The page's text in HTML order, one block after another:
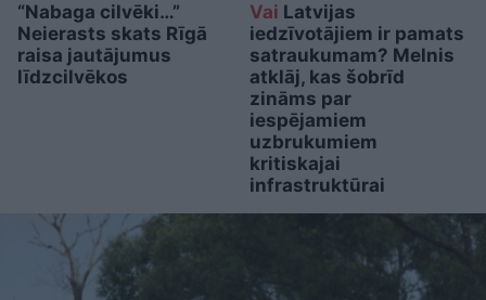
“Nabaga cilvēki…”
Neierasts skats Rīgā
raisa jautājumus
līdzcilvēkos
Vai Latvijas
iedzīvotājiem ir pamats
satraukumam? Melnis
atklāj, kas šobrīd
zināms par
iespējamiem
uzbrukumiem
kritiskajai
infrastruktūrai